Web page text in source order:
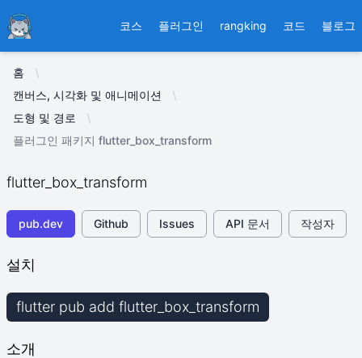
Ducafecat 코스 플러그인 rangking 코드 블로그
홈
캔버스, 시각화 및 애니메이션
도형 및 경로
플러그인 패키지 flutter_box_transform
flutter_box_transform
pub.dev Github Issues API 문서 작성자
설치
flutter pub add flutter_box_transform
소개